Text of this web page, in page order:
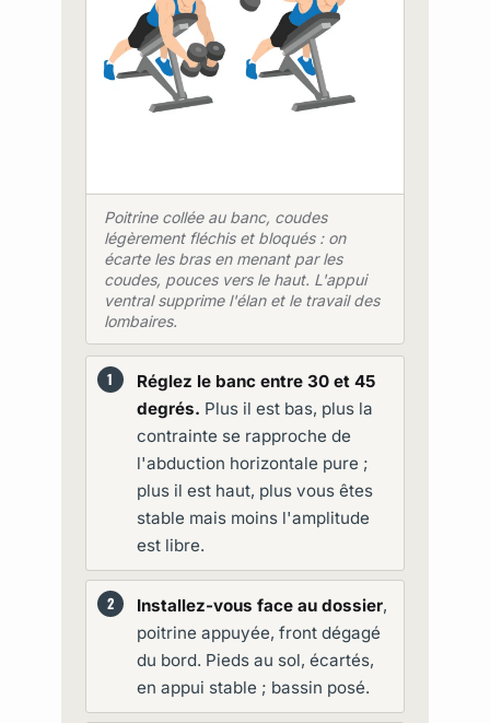
Poitrine collée au banc, coudes
légèrement fléchis et bloqués : on
écarte les bras en menant par les
coudes, pouces vers le haut. L'appui
ventral supprime l'élan et le travail des
lombaires.
Réglez le banc entre 30 et 45
degrés. Plus il est bas, plus la
contrainte se rapproche de
l'abduction horizontale pure ;
plus il est haut, plus vous êtes
stable mais moins l'amplitude
est libre.
Installez-vous face au dossier,
poitrine appuyée, front dégagé
du bord. Pieds au sol, écartés,
en appui stable ; bassin posé.